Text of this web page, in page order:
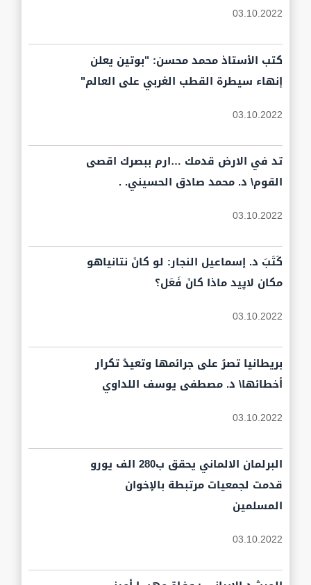
03.10.2022
كتب الأستاذ محمد محسن: "بوتين يعلن
إنهاء سيطرة القطب الغربي على العالم"
03.10.2022
تد في الارض قدمك …ارم ببصرك اقصى
القوم\ د. محمد صادق الحسيني. .
03.10.2022
كَتَبَ د. إسماعيل النجار: لو كانَ نتانياهو
مكان لاپيد ماذا كانَ فَعَل؟
03.10.2022
بريطانيا تصرُ على جرائمها وتعيدُ تكرار
أخطائها\ د. مصطفى يوسف اللداوي
03.10.2022
البرلمان الالماني يحقق ب280 الف يورو
قدمت لجمعيات مرتبطة بالإخوان
المسلمين
03.10.2022